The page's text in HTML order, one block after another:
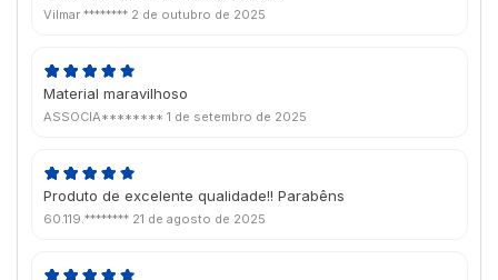
Vilmar ******** 2 de outubro de 2025
Material maravilhoso
ASSOCIA******** 1 de setembro de 2025
Produto de excelente qualidade!! Parabêns
60.119.******** 21 de agosto de 2025